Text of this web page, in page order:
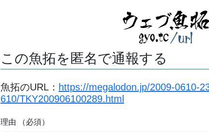
この魚拓を匿名で通報する
魚拓のURL： https://megalodon.jp/2009-0610-
610/TKY200906100289.html
理由 （必須）